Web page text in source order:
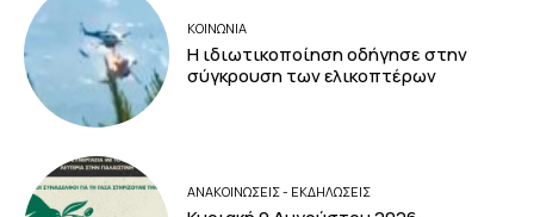
ΚΟΙΝΩΝΙΑ
Η ιδιωτικοποίηση οδήγησε στην
σύγκρουση των ελικοπτέρων
ΑΝΑΚΟΙΝΩΣΕΙΣ - ΕΚΔΗΛΩΣΕΙΣ